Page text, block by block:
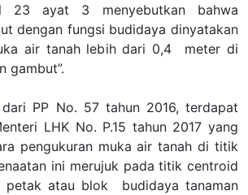
23 ayat 3 menyebutkan bahwa
dengan fungsi budidaya dinyatakan
air tanah lebih dari 0,4 meter di
gambut”.
PP No. 57 tahun 2016, terdapat
LHK No. P.15 tahun 2017 yang
pengukuran muka air tanah di titik
ini merujuk pada titik centroid
petak atau blok budidaya tanaman